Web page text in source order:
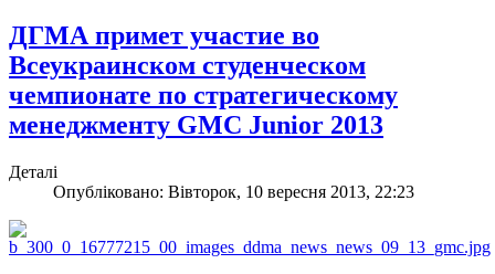
ДГМА примет участие во
Всеукраинском студенческом
чемпионате по стратегическому
менеджменту GMC Junior 2013
Деталі
Опубліковано: Вівторок, 10 вересня 2013, 22:23